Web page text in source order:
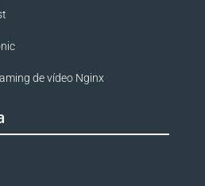
de vídeo Nginx